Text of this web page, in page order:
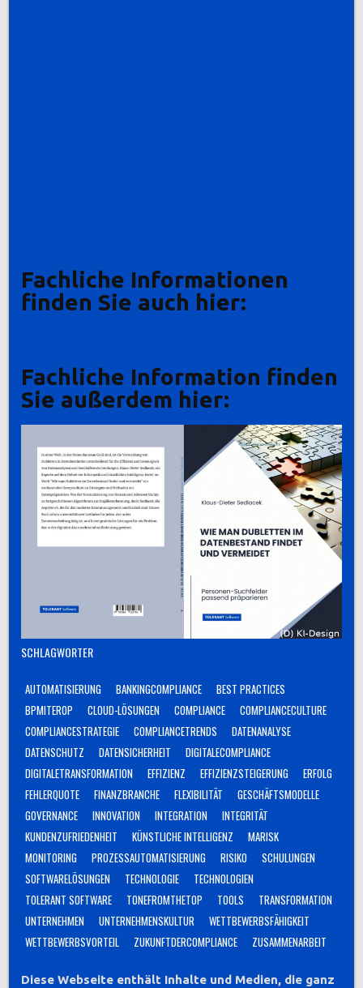
Fachliche Informationen
finden Sie auch hier:
Fachliche Information finden
Sie außerdem hier:
SCHLAGWÖRTER
AUTOMATISIERUNG BANKINGCOMPLIANCE
BEST PRACTICES
BPMITEROP
CLOUD-LÖSUNGEN COMPLIANCE
COMPLIANCECULTURE
COMPLIANCESTRATEGIE
COMPLIANCETRENDS
DATENANALYSE
DATENSCHUTZ
DATENSICHERHEIT
DIGITALECOMPLIANCE
DIGITALETRANSFORMATION
EFFIZIENZ EFFIZIENZSTEIGERUNG
ERFOLG
FEHLERQUOTE
FINANZBRANCHE FLEXIBILITÄT
GESCHÄFTSMODELLE
GOVERNANCE
INNOVATION INTEGRATION
INTEGRITÄT
KUNDENZUFRIEDENHEIT
KÜNSTLICHE INTELLIGENZ
MARISK
MONITORING
PROZESSAUTOMATISIERUNG RISIKO
SCHULUNGEN
SOFTWARELÖSUNGEN
TECHNOLOGIE
TECHNOLOGIEN
TOLERANT SOFTWARE
TONEFROMTHETOP TOOLS
TRANSFORMATION
UNTERNEHMEN
UNTERNEHMENSKULTUR
WETTBEWERBSFÄHIGKEIT
WETTBEWERBSVORTEIL
ZUKUNFTDERCOMPLIANCE ZUSAMMENARBEIT
Diese Webseite enthält Inhalte und Medien, die ganz